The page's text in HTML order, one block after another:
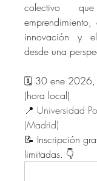
colectivo
innovación y
desde una
🗓️ 30 ene
(hora local)
📍 Universidad
(Madrid)
📝 Inscripción
limitadas. 👇